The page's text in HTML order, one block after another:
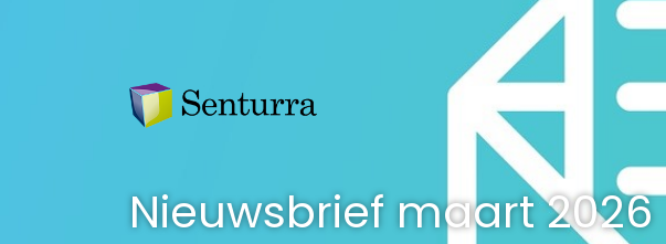
Nieuwsbrief maart 2026